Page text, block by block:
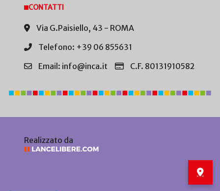
CONTATTI
Via G.Paisiello, 43 - ROMA
Telefono: +39 06 855631
Email: info@inca.it
C.F. 80131910582
Realizzato da